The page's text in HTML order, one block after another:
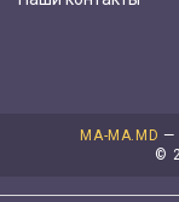
MA-MA.MD —
©